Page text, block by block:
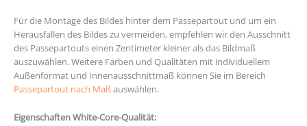
Für die Montage des Bildes hinter dem Passepartout und um ein
Herausfallen des Bildes zu vermeiden, empfehlen wir den Ausschnitt
des Passepartouts einen Zentimeter kleiner als das Bildmaß
auszuwählen. Weitere Farben und Qualitäten mit individuellem
Außenformat und Innenausschnittmaß können Sie im Bereich
Passepartout nach Maßauswählen.
Eigenschaften White-Core-Qualität: